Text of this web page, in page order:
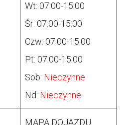
Wt: 07:00-15:00
Śr: 07:00-15:00
Czw: 07:00-15:00
Pt: 07:00-15:00
Sob: Nieczynne
Nd: Nieczynne
MAPA DOJAZDU